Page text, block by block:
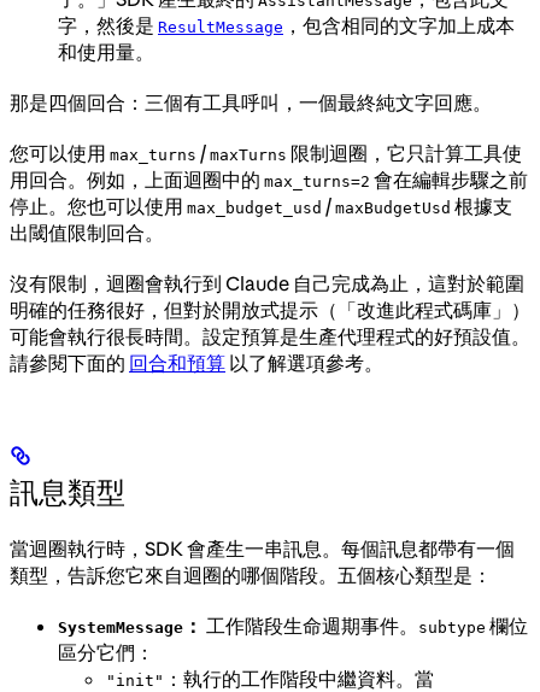
字，然後是 ResultMessage ，包含相同的文字加上成本
和使用量。
那是四個回合：三個有工具呼叫，一個最終純文字回應。
您可以使用 max_turns / maxTurns 限制迴圈，它只計算工具使
用回合。例如，上面迴圈中的 max_turns=2 會在編輯步驟之前
停止。您也可以使用 max_budget_usd / maxBudgetUsd 根據支
出閾值限制回合。
沒有限制，迴圈會執行到 Claude 自己完成為止，這對於範圍
明確的任務很好，但對於開放式提示（「改進此程式碼庫」）
可能會執行很長時間。設定預算是生產代理程式的好預設值。
請參閱下面的 回合和預算 以了解選項參考。
訊息類型
當迴圈執行時，SDK 會產生一串訊息。每個訊息都帶有一個
類型，告訴您它來自迴圈的哪個階段。五個核心類型是：
SystemMessage ： 工作階段生命週期事件。 subtype 欄位
區分它們：
"init" ：執行的工作階段中繼資料。當